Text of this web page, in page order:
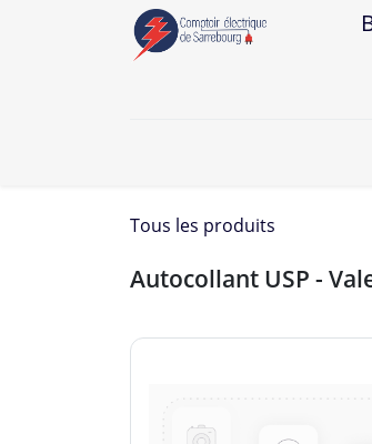
Tous les produits
Autocollant USP -